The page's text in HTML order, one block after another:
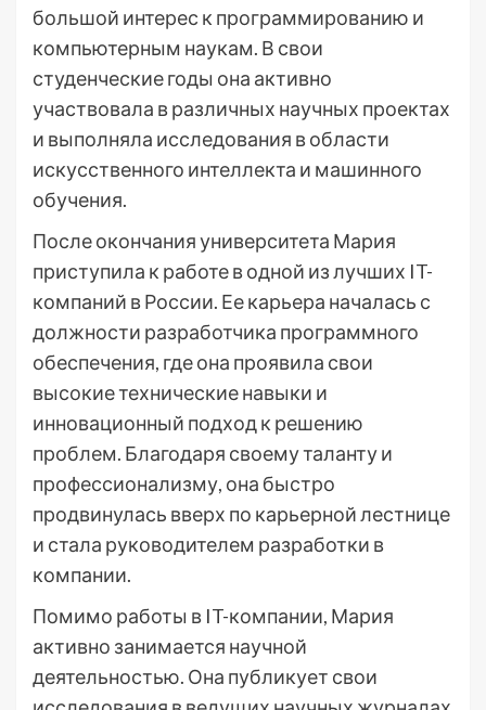
большой интерес к программированию и
компьютерным наукам. В свои
студенческие годы она активно
участвовала в различных научных проектах
и выполняла исследования в области
искусственного интеллекта и машинного
обучения.
После окончания университета Мария
приступила к работе в одной из лучших IT-
компаний в России. Ее карьера началась с
должности разработчика программного
обеспечения, где она проявила свои
высокие технические навыки и
инновационный подход к решению
проблем. Благодаря своему таланту и
профессионализму, она быстро
продвинулась вверх по карьерной лестнице
и стала руководителем разработки в
компании.
Помимо работы в IT-компании, Мария
активно занимается научной
деятельностью. Она публикует свои